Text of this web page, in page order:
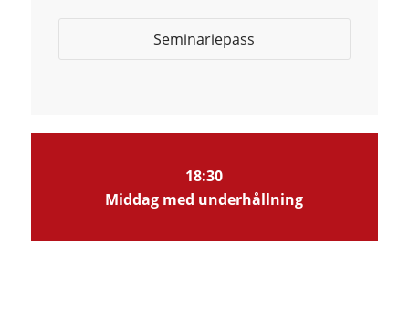
Seminariepass
18:30
Middag med underhållning